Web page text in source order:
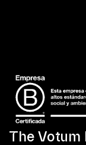
The Votum